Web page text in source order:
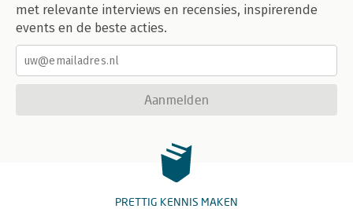
met relevante interviews en recensies, inspirerende
events en de beste acties.
Aanmelden
PRETTIG KENNIS MAKEN